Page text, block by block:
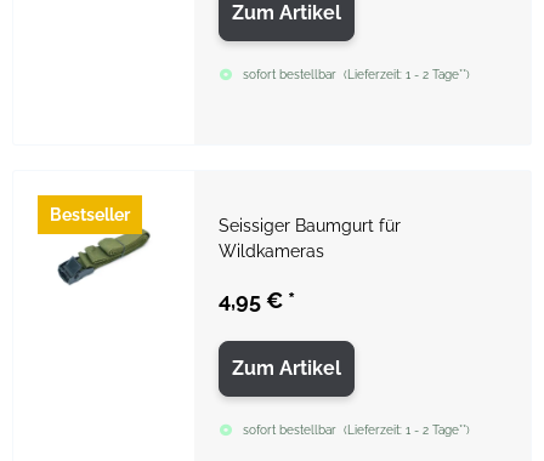
Zum Artikel
sofort bestellbar ( Lieferzeit:1 - 2 Tage**)
Bestseller
Seissiger Baumgurt für
Wildkameras
4,95 € *
Zum Artikel
sofort bestellbar ( Lieferzeit:1 - 2 Tage**)